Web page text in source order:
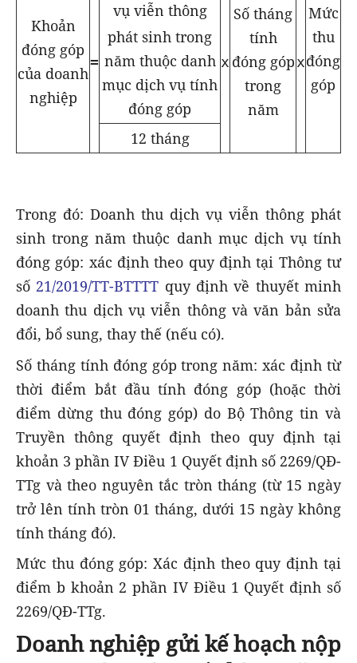
Khoản
đóng góp
của doanh
nghiệp
=
vụ viễn thông
phát sinh trong
năm thuộc danh
mục dịch vụ tính
đóng góp
x
Số tháng
tính
đóng góp
trong
năm
x
Mức
thu
đóng
góp
12 tháng
Trong đó: Doanh thu dịch vụ viễn thông phát
sinh trong năm thuộc danh mục dịch vụ tính
đóng góp: xác định theo quy định tại Thông tư
số 21/2019/TT-BTTTT quy định về thuyết minh
doanh thu dịch vụ viễn thông và văn bản sửa
đổi, bổ sung, thay thế (nếu có).
Số tháng tính đóng góp trong năm: xác định từ
thời điểm bắt đầu tính đóng góp (hoặc thời
điểm dừng thu đóng góp) do Bộ Thông tin và
Truyền thông quyết định theo quy định tại
khoản 3 phần IV Điều 1 Quyết định số 2269/QĐ-
TTg và theo nguyên tắc tròn tháng (từ 15 ngày
trở lên tính tròn 01 tháng, dưới 15 ngày không
tính tháng đó).
Mức thu đóng góp: Xác định theo quy định tại
điểm b khoản 2 phần IV Điều 1 Quyết định số
2269/QĐ-TTg.
Doanh nghiệp gửi kế hoạch nộp